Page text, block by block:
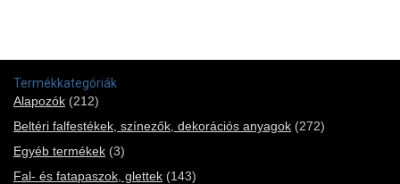
Termékkategóriák
Alapozók (212)
Beltéri falfestékek, színezők, dekorációs anyagok (272)
Egyéb termékek (3)
Fal- és fatapaszok, glettek (143)